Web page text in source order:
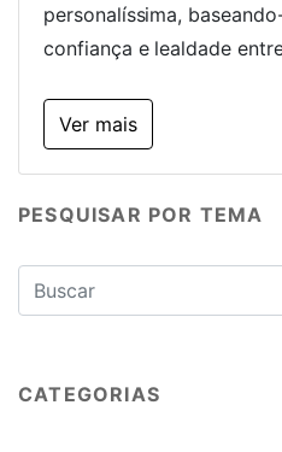
personalíssima,
confiança e lealdade
Ver mais
PESQUISAR POR TEMA
CATEGORIAS